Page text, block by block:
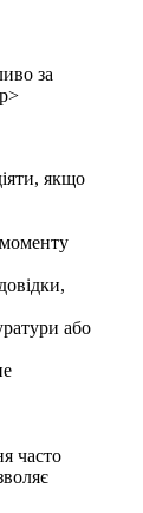
за
якщо
або
часто